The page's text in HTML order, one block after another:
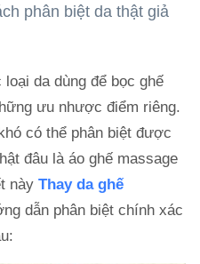
phân biệt da thật giả
da dùng để bọc ghế
ưu nhược điểm riêng.
có thể phân biệt được
đâu là áo ghế massage
này Thay da ghế
dẫn phân biệt chính xác